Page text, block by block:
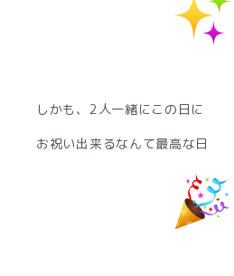
しかも、2人一緒にこの日に
お祝い出来るなんて最高な日